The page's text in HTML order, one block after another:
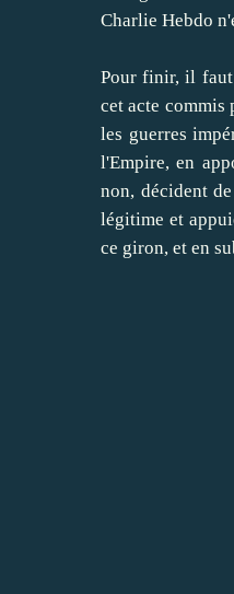
Charlie Hebdo
Pour finir, il faut
cet acte
les guerres
l'Empire, en
non, décident
légitime et
ce giron, et en